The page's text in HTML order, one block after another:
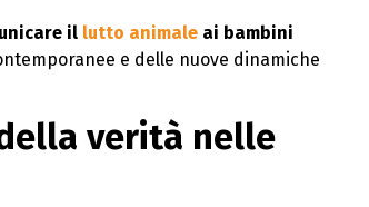
il lutto animale ai bambini
e delle nuove dinamiche
verità nelle